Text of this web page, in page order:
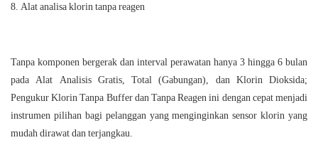
Alat analisa klorin tanpa reagen
Tanpa komponen bergerak dan interval perawatan hanya 3 hingga 6 bulan
pada Alat Analisis Gratis, Total (Gabungan), dan Klorin Dioksida;
Pengukur Klorin Tanpa Buffer dan Tanpa Reagen ini dengan cepat menjadi
instrumen pilihan bagi pelanggan yang menginginkan sensor klorin yang
mudah dirawat dan terjangkau.